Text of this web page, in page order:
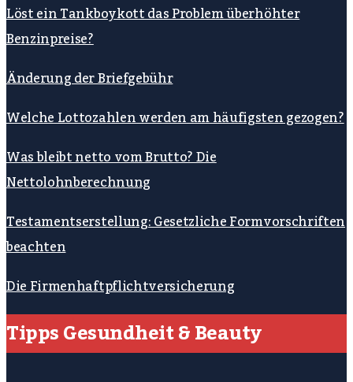
Löst ein Tankboykott das Problem überhöhter
Benzinpreise?
Änderung der Briefgebühr
Welche Lottozahlen werden am häufigsten gezogen?
Was bleibt netto vom Brutto? Die
Nettolohnberechnung
Testamentserstellung: Gesetzliche Formvorschriften
beachten
Die Firmenhaftpflichtversicherung
Tipps Gesundheit & Beauty